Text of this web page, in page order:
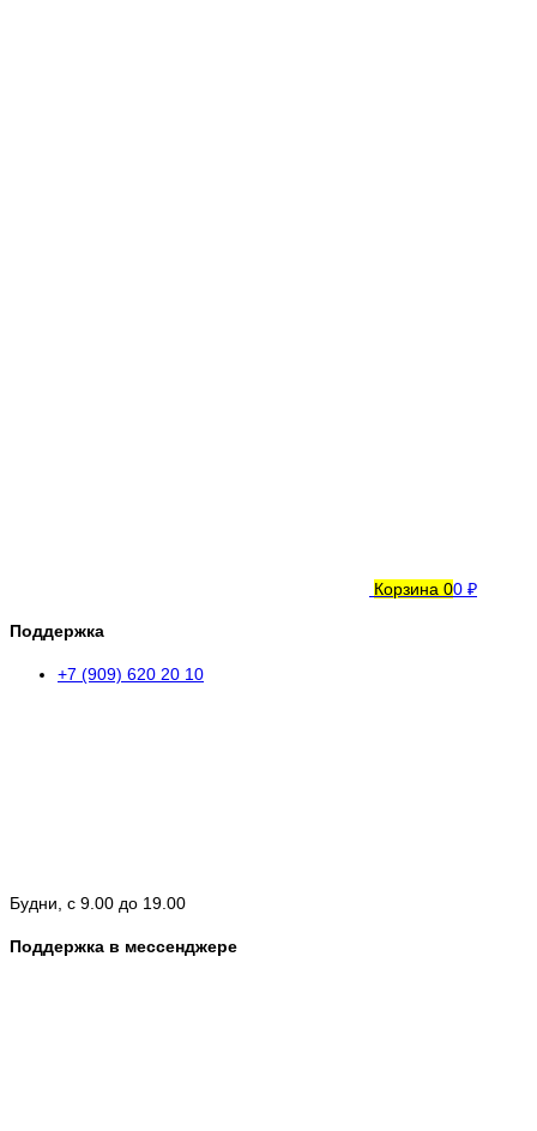
Корзина 00 ₽
Поддержка
+7 (909) 620 20 10
Будни, с 9.00 до 19.00
Поддержка в мессенджере